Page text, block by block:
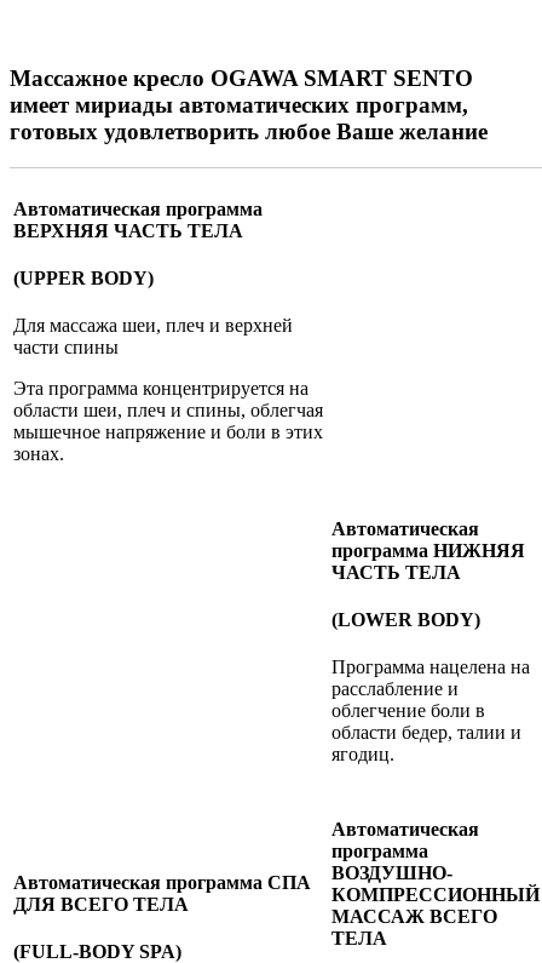
Массажное кресло OGAWA SMART SENTO
имеет мириады автоматических программ,
готовых удовлетворить любое Ваше желание
Автоматическая программа
ВЕРХНЯЯ ЧАСТЬ ТЕЛА
(UPPER BODY)
Для массажа шеи, плеч и верхней
части спины
Эта программа концентрируется на
области шеи, плеч и спины, облегчая
мышечное напряжение и боли в этих
зонах.
Автоматическая
программа НИЖНЯЯ
ЧАСТЬ ТЕЛА
(LOWER BODY)
Программа нацелена на
расслабление и
облегчение боли в
области бедер, талии и
ягодиц.
Автоматическая программа СПА
ДЛЯ ВСЕГО ТЕЛА
(FULL-BODY SPA)
Автоматическая
программа
ВОЗДУШНО-
КОМПРЕССИОННЫЙ
МАССАЖ ВСЕГО
ТЕЛА